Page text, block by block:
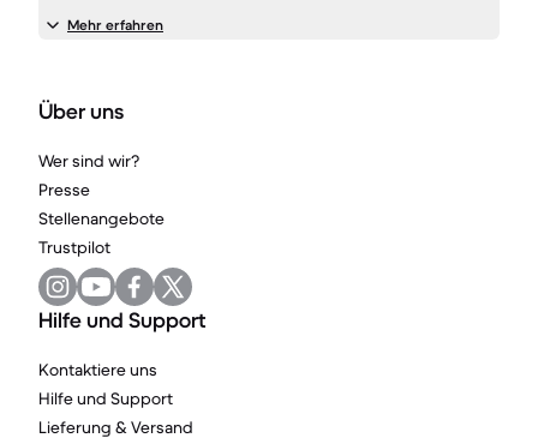
Mehr erfahren
Über uns
Wer sind wir?
Presse
Stellenangebote
Trustpilot
Hilfe und Support
Kontaktiere uns
Hilfe und Support
Lieferung & Versand